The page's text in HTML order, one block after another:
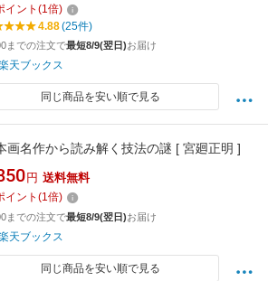
イント (1倍)
4.88(25件)
までの注文で最短8/9(翌日)お届け
天ブックス
同じ商品を安い順で見る
画名作から読み解く技法の謎 [ 宮廻正明 ]
円 送料無料
イント (1倍)
までの注文で最短8/9(翌日)お届け
天ブックス
同じ商品を安い順で見る